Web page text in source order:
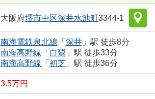
大阪府堺市中区深井水池町3344-1
南海電鉄泉北線 「 深井」駅 徒歩8分
南海高野線 「 白鷺 」駅 徒歩33分
南海高野線 「 初芝」駅 徒歩36分
3.5万円